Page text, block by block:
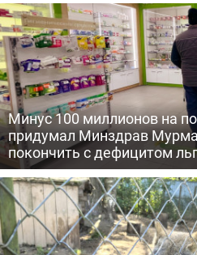
Минус 100 миллионов на
придумал Минздрав
покончить с дефицитом